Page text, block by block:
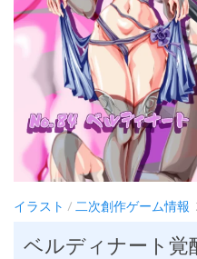
イラスト / 二次創作ゲーム情報
ベルディナート覚